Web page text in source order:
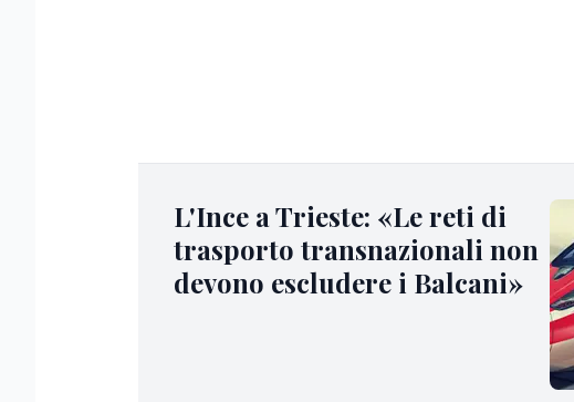
L'Ince a Trieste: «Le reti di
trasporto transnazionali non
devono escludere i Balcani»